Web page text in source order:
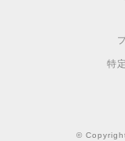
特
©